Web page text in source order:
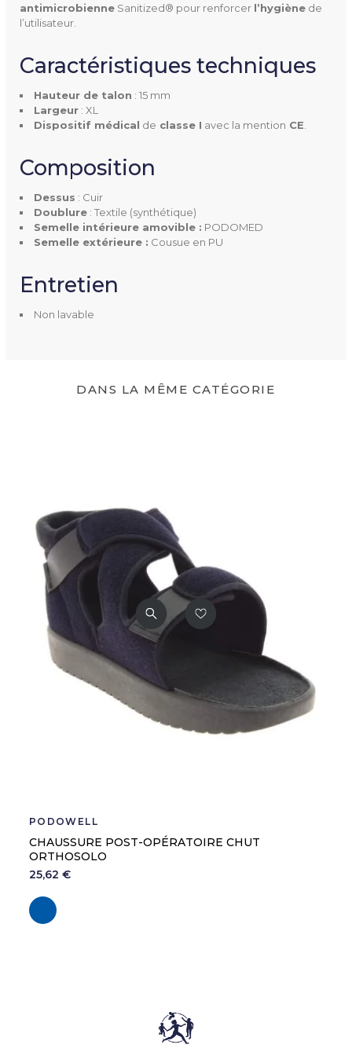
antimicrobienneSanitized® pour renforcer l’hygiènede
l’utilisateur.
Caractéristiques techniques
Hauteur de talon : 15 mm
Largeur: XL
Dispositif médical de classe I avec la mention CE
Composition
Dessus : Cuir
Doublure: Textile (synthétique)
Semelle intérieure amovible : PODOMED
Semelle extérieure : Cousue en PU
Entretien
Non lavable
Largeur XL
Pointures
Hauteur De Talon 15 mm
Dessus
Doublure Textile synthétique
Semelle Intérieure Amovibl
Oui, PODOMED
DANS LA MÊME CATÉGORIE
PODOWELL
CHAUSSURE POST-OPÉRATOIRE CHUT
ORTHOSOLO
25,62 €
Marine